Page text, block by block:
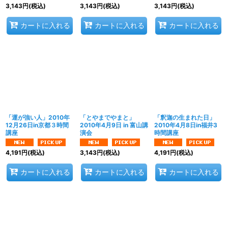
3,143円(税込)
カートに入れる
3,143円(税込)
カートに入れる
3,143円(税込)
カートに入れる
「運が強い人」2010年
12月26日in京都３時間
講座
4,191円(税込)
カートに入れる
「とやまでやまと」
2010年4月9日 in 富山講
演会
3,143円(税込)
カートに入れる
「釈迦の生まれた日」
2010年4月8日in福井3
時間講座
4,191円(税込)
カートに入れる